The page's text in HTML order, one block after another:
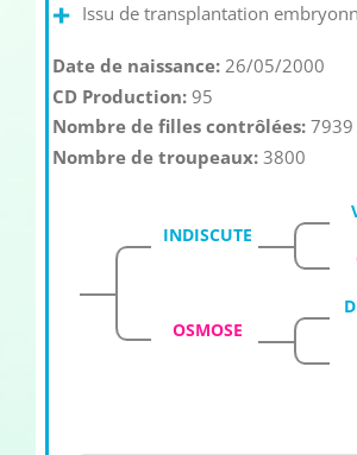
Issu de transplantation
Date de naissance:26/05/2000
CD Production:95
Nombre de filles contrôlées:7939
Nombre de troupeaux:3800
INDISCUTE
OSMOSE